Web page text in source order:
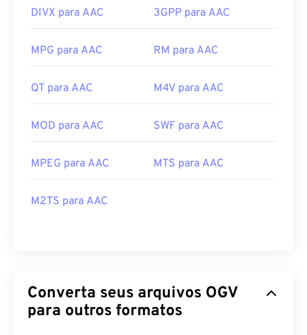
DIVX para AAC 3GPP para AAC
MPG para AAC RM para AAC
QT para AAC M4V para AAC
MOD para AAC SWF para AAC
MPEG para AAC MTS para AAC
M2TS para AAC
Converta seus arquivos OGV
para outros formatos